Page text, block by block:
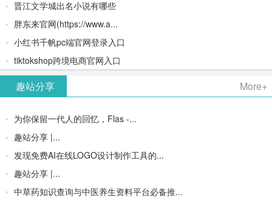
晋江文学城出名小说有哪些
胖东来官网(https://www.a...
小红书千帆pc端官网登录入口
tiktokshop跨境电商官网入口
趣站分享 More+
为你保留一代人的回忆，Flas -...
趣站分享 |...
发现免费AI在线LOGO设计制作工具的...
趣站分享 |...
中草药知识查询与中医养生资料平台必备推...